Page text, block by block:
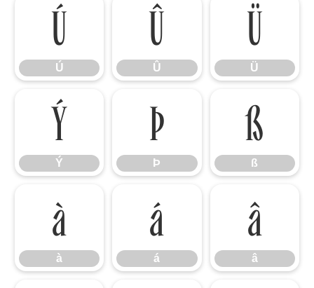
Ú
Ú
Û
Û
Ü
Ü
Ý
Ý
Þ
Þ
ß
ß
à
à
á
á
â
â